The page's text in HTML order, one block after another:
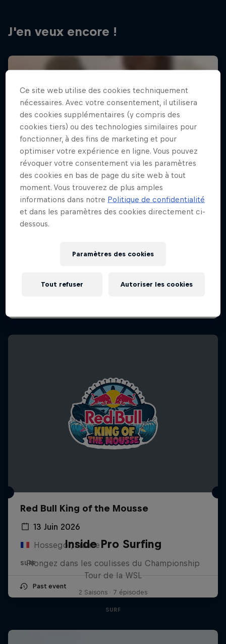
J'en veux encore !
Red Bull King of the Mousse
13 Juin 2026
Hossegor, France
SURF
Past event
Inside Pro Surfing
Plongez dans les coulisses du Championship
Tour de la WSL
2 Saisons · 7 épisodes
SURF
Ce site web utilise des cookies techniquement
nécessaires. Avec votre consentement, il utilisera
des cookies supplémentaires (y compris des
cookies tiers) ou des technologies similaires pour
fonctionner, à des fins de marketing et pour
optimiser votre expérience en ligne. Vous pouvez
révoquer votre consentement via les paramètres
des cookies en bas de page du site web à tout
moment. Vous trouverez de plus amples
informations dans notre Politique de confidentialité
et dans les paramètres des cookies directement ci-
dessous.
Paramètres des cookies
Tout refuser Autoriser les cookies